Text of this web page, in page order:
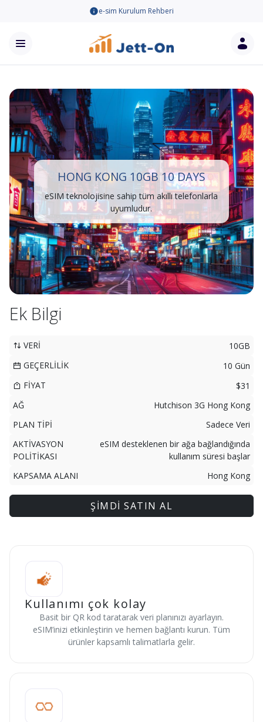
e-sim Kurulum Rehberi
HONG KONG 10GB 10 DAYS
eSIM teknolojisine sahip tüm akıllı telefonlarla
uyumludur.
Ek Bilgi
VERİ
10GB
GEÇERLİLİK
10 Gün
FİYAT
$31
AĞ
Hutchison 3G Hong Kong
PLAN TİPİ
Sadece Veri
AKTİVASYON
POLİTİKASI
eSIM desteklenen bir ağa bağlandığında
kullanım süresi başlar
KAPSAMA ALANI
Hong Kong
ŞİMDİ SATIN AL
Kullanımı çok kolay
Basit bir QR kod taratarak veri planınızı ayarlayın.
eSIM’inizi etkinleştirin ve hemen bağlantı kurun. Tüm
ürünler kapsamlı talimatlarla gelir.